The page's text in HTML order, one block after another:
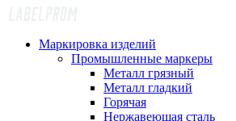
Маркировка изделий
Промышленные маркеры
Металл грязный
Металл гладкий
Горячая
Нержавеющая сталь